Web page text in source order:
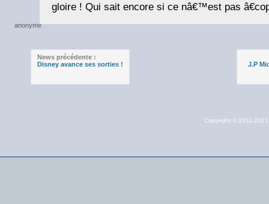
gloire ! Qui sait encore si ce nâ€™est pas
News précédente :
Disney avance ses sorties !
J.P
Copyright © 2011-